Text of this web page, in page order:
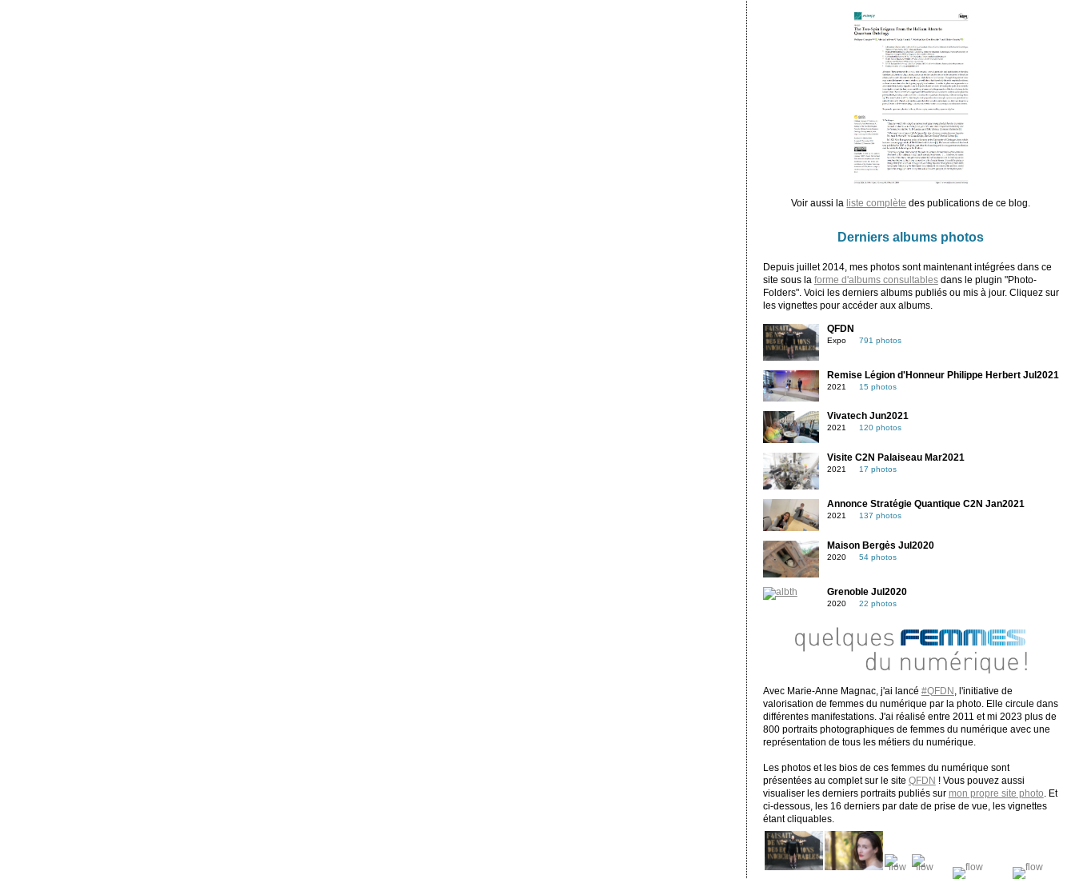
Voir aussi la liste complète des publications de ce blog.
Derniers albums photos
Depuis juillet 2014, mes photos sont maintenant intégrées dans ce
site sous la forme d'albums consultablesdans le plugin "Photo-
Folders". Voici les derniers albums publiés ou mis à jour. Cliquez sur
les vignettes pour accéder aux albums.
QFDN
Expo 791 photos
Remise Légion d'Honneur Philippe Herbert Jul2021
2021 15 photos
Vivatech Jun2021
2021 120 photos
Visite C2N Palaiseau Mar2021
2021 17 photos
Annonce Stratégie Quantique C2N Jan2021
2021 137 photos
Maison Bergès Jul2020
2020 54 photos
Grenoble Jul2020
2020 22 photos
Avec Marie-Anne Magnac, j'ai lancé #QFDN
, l'initiative de
valorisation de femmes du numérique par la photo. Elle circule dans
différentes manifestations. J'ai réalisé entre 2011 et mi 2023 plus de
800 portraits photographiques de femmes du numérique avec une
représentation de tous les métiers du numérique.
Les photos et les bios de ces femmes du numérique sont
présentées au complet sur le site QFDN ! Vous pouvez aussi
visualiser les derniers portraits publiés sur mon propre site photo . Et
ci-dessous, les 16 derniers par date de prise de vue, les vignettes
étant cliquables.